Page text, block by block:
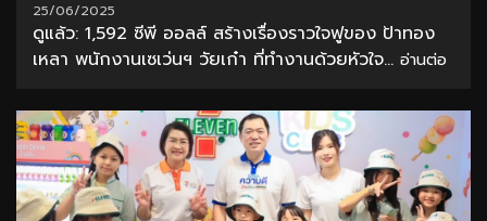
25/06/2025
ดูแล้ว: 1,592 ซีพี ออลล์ สร้างเรื่องราวใจฟูของ ป้าทอง
เหลา พนักงานเซเว่นฯ วัยเก๋า ที่ทำงานด้วยหัวใจ... อ่านต่อ